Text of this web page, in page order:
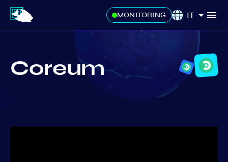
MONITORING IT
Coreum